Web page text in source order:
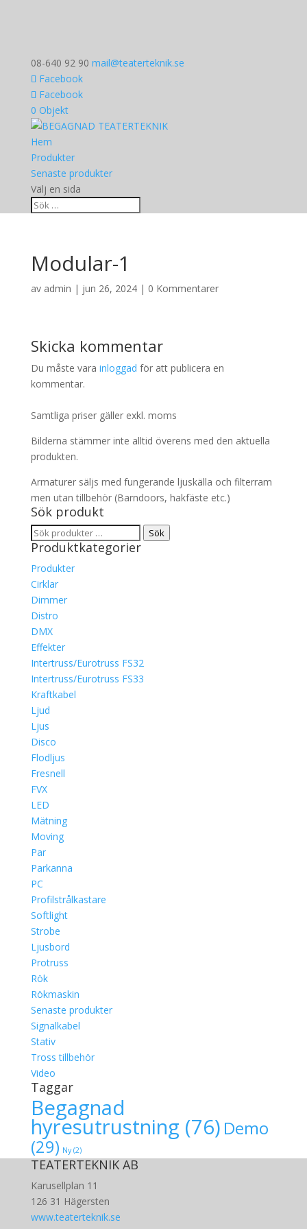
08-640 92 90 mail@teaterteknik.se
Facebook
Facebook
0 Objekt
Hem
Produkter
Senaste produkter
Välj en sida
Modular-1
av admin | jun 26, 2024| 0 Kommentarer
Skicka kommentar
Du måste vara inloggad för att publicera en
kommentar.
Samtliga priser gäller exkl. moms
Bilderna stämmer inte alltid överens med den aktuella
produkten.
Armaturer säljs med fungerande ljuskälla och filterram
men utan tillbehör (Barndoors, hakfäste etc.)
Sök produkt
Sök
efter:
Sök
Produktkategorier
Produkter
Cirklar
Dimmer
Distro
DMX
Effekter
Intertruss/Eurotruss FS32
Intertruss/Eurotruss FS33
Kraftkabel
Ljud
Ljus
Disco
Flodljus
Fresnell
FVX
LED
Mätning
Moving
Par
Parkanna
PC
Profilstrålkastare
Softlight
Strobe
Ljusbord
Protruss
Rök
Rökmaskin
Senaste produkter
Signalkabel
Stativ
Tross tillbehör
Video
Taggar
Begagnad
hyresutrustning (76) Demo
(29) Ny(2)
TEATERTEKNIK AB
Karusellplan 11
126 31 Hägersten
www.teaterteknik.se